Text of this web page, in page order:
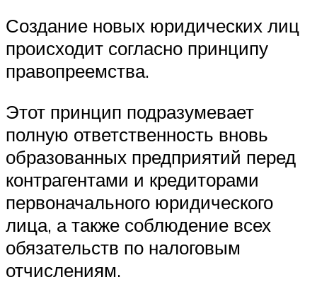
Создание новых юридических лиц
происходит согласно принципу
правопреемства.
Этот принцип подразумевает
полную ответственность вновь
образованных предприятий перед
контрагентами и кредиторами
первоначального юридического
лица, а также соблюдение всех
обязательств по налоговым
отчислениям.